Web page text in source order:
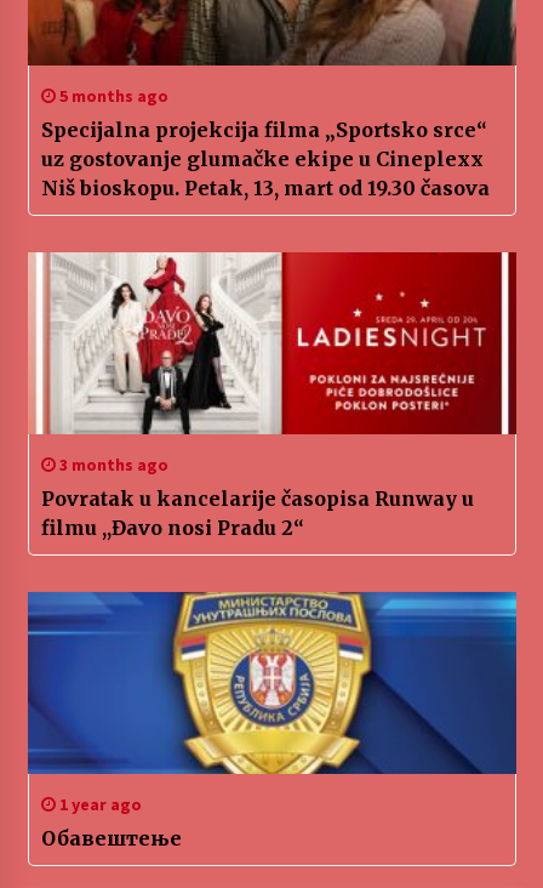
5 months ago
Specijalna projekcija filma „Sportsko srce“
uz gostovanje glumačke ekipe u Cineplexx
Niš bioskopu. Petak, 13, mart od 19.30 časova
3 months ago
Povratak u kancelarije časopisa Runway u
filmu ,,Đavo nosi Pradu 2“
1 year ago
Обавештење